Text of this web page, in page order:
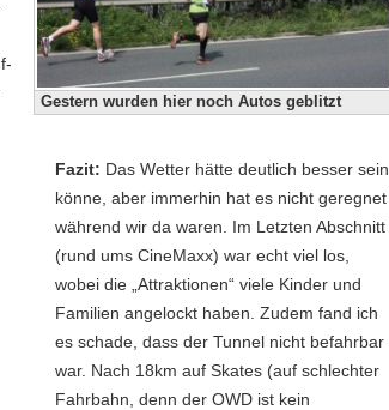
Gestern wurden hier noch Autos geblitzt
Fazit: Das Wetter hätte deutlich besser sein
könne, aber immerhin hat es nicht geregnet
während wir da waren. Im Letzten Abschnitt
(rund ums CineMaxx) war echt viel los,
wobei die „Attraktionen“ viele Kinder und
Familien angelockt haben. Zudem fand ich
es schade, dass der Tunnel nicht befahrbar
war. Nach 18km auf Skates (auf schlechter
Fahrbahn, denn der OWD ist kein